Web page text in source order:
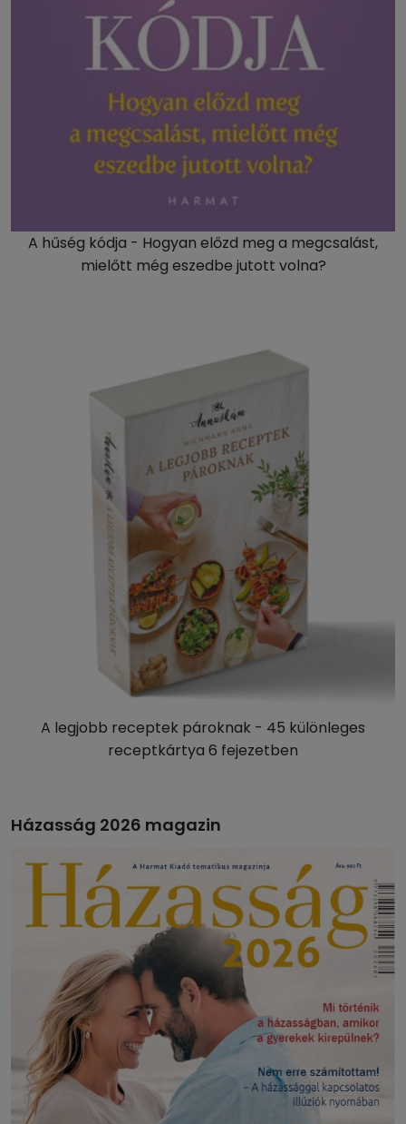
A hűség kódja - Hogyan előzd meg a megcsalást,
mielőtt még eszedbe jutott volna?
A legjobb receptek pároknak - 45 különleges
receptkártya 6 fejezetben
Házasság 2026 magazin